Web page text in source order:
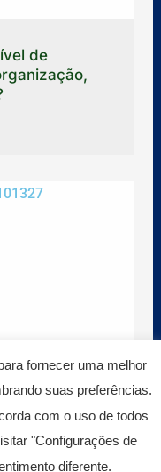
de
preparada
fornecer uma melhor
suas preferências.
com o uso de todos
"Configurações de
diferente.